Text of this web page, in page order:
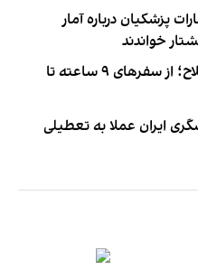
پزشکیان درباره آمار
خواندند
روایت فداکاری‌های محمد صلاح؛ از سفرهای ۹ ساعته تا
ایران عملا به تعطیلی